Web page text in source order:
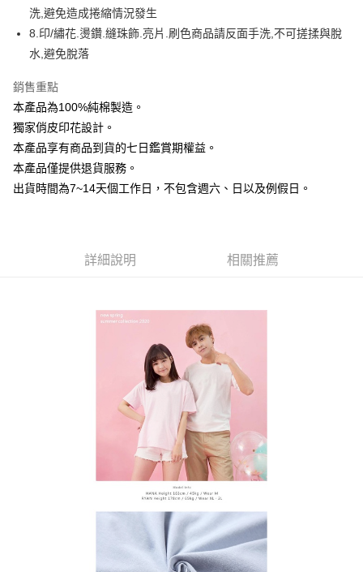
台灣樂天信用卡公司
台新國際商業銀行
台灣樂天信用卡公司
Google Pay
全盈+PAY
大哥付你分期
相關說明
1.本服務由台灣大哥大提供，台灣大哥大用戶可立即使用無須另外申請。
2.付款方式選擇「大哥付你分期」，訂單成立後會自動跳轉到大哥付的交易
流程，驗證手機門號後，選擇欲分期的期數、繳款截止日，確認付款後即完
成交易。
3.實際核准額度、可分期數及費用金額請依後續交易確認頁面所載為準。
1.分期款項不併入電信帳單，「大哥付你分期」於每月結算日後寄送繳費提
帳／街口支付／iPASS MONEY」等通路繳費。
1.本服務係由「台灣大哥大股份有限公司」（以下簡稱本公司）所提供，讓
用戶於交易時，得透過本服務購買商品或服務，並由商店將買賣／分期付款
買賣價金債權讓與本公司後，依約使用本公司帳單繳交帳款。
2.基於同意付款使用「大哥付你分期」之契約關係目的，商店將以您的個人
資料（包含姓名、電話或地址）提供予台灣大哥大進項蒐集、處理及利用，
由本公司與您本人進行分期帳單所需資料之確認、核對及更正。
3.完整用戶服務條款，請詳閱以下連結：
https://oppay.tw/userRule
AFTEE先享後付
相關說明
【關於「AFTEE先享後付」】
AFTEE先享後付是「在收到商品之後才付款」的支付方式。 讓您購物簡單
２．訂單成立數日內，您將收到繳費通知簡訊。
３．收到繳費通知簡訊後14天內，點擊此簡訊中的連結，可透過四大超商／
ATM／網路銀行／等多元方式進行付款，方視為交易完成。
※ 請注意：結帳手續完成當下不需立刻繳費，但若您需要取消訂單，請聯絡
購買商品的店家。未經商家同意取消之訂單仍視為有效，需透過AFTEE先享
※ 交易是否成功請以「AFTEE先享後付 」之結帳頁面顯示為準，若有關於
是否繳費成功／繳費後需取消欲退款等相關疑問，請聯繫「AFTEE先享後付
https://netprotections.freshdesk.com/support/home
１．透過由恩沛科技股份有限公司提供之「AFTEE先享後付」服務完成之交
易，需依本服務之必要範圍內提供個人資料，並將交易相關給付款項請求債
２．關於個人資料處理事宜，請瀏覽以下網址：
３．未成年的使用者請事先徵得法定代理人或監護人之同意方可使用
「AFTEE先享後付」，若未經同意申辦者引起之損失，本公司不負相關責
ATM付款
每筆NT$65，滿NT$899(含以上)免運費
每筆NT$60，滿NT$899(含以上)免運費
每筆NT$65，滿NT$899(含以上)免運費
每筆NT$60，滿NT$899(含以上)免運費
每筆NT$65，滿NT$899(含以上)免運費
洗,避免造成捲縮情況發生
8.印/繡花.燙鑽.縫珠飾.亮片.刷色商品請反面手洗,不可搓揉與脫
水,避免脫落
銷售重點
本產品為100%純棉製造。
獨家俏皮印花設計。
本產品享有商品到貨的七日鑑賞期權益。
本產品僅提供退貨服務。
出貨時間為7~14天個工作日，不包含週六、日以及例假日。
詳細說明 相關推薦